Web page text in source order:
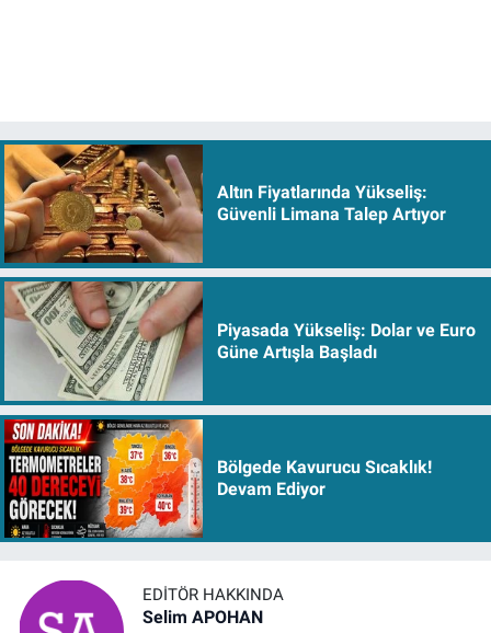
Altın Fiyatlarında Yükseliş:
Güvenli Limana Talep Artıyor
Piyasada Yükseliş: Dolar ve Euro
Güne Artışla Başladı
Bölgede Kavurucu Sıcaklık!
Devam Ediyor
EDITÖR HAKKINDA
Selim APOHAN